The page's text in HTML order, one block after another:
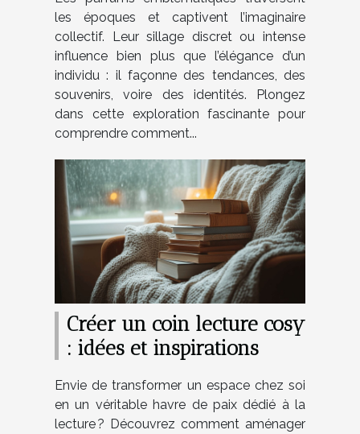
les époques et captivent l’imaginaire
collectif. Leur sillage discret ou intense
influence bien plus que l’élégance d’un
individu : il façonne des tendances, des
souvenirs, voire des identités. Plongez
dans cette exploration fascinante pour
comprendre comment...
Créer un coin lecture cosy
: idées et inspirations
Envie de transformer un espace chez soi
en un véritable havre de paix dédié à la
lecture ? Découvrez comment aménager